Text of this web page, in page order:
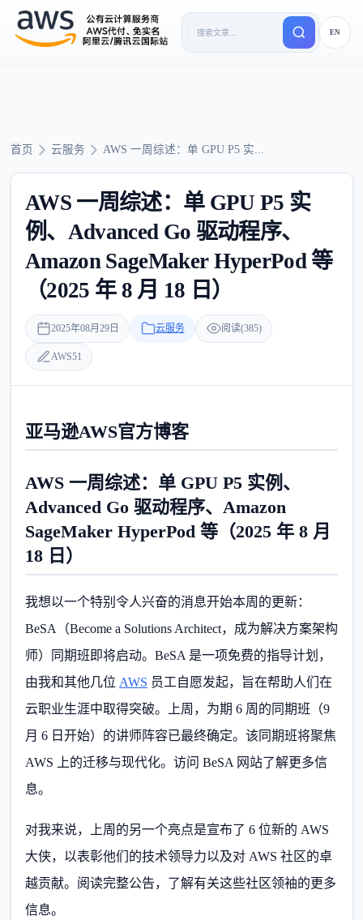
EN
首页 云服务 AWS 一周综述：单 GPU P5 实...
AWS 一周综述：单 GPU P5 实
例、Advanced Go 驱动程序、
Amazon SageMaker HyperPod 等
（2025 年 8 月 18 日）
2025年08月29日 云服务 阅读(385)
AWS51
亚马逊AWS官方博客
AWS 一周综述：单 GPU P5 实例、
Advanced Go 驱动程序、Amazon
SageMaker HyperPod 等（2025 年 8 月
18 日）
我想以一个特别令人兴奋的消息开始本周的更新：
BeSA（Become a Solutions Architect，成为解决方案架构
师）同期班即将启动。BeSA 是一项免费的指导计划，
由我和其他几位 AWS 员工自愿发起，旨在帮助人们在
云职业生涯中取得突破。上周，为期 6 周的同期班（9
月 6 日开始）的讲师阵容已最终确定。该同期班将聚焦
AWS 上的迁移与现代化。访问 BeSA 网站了解更多信
息。
对我来说，上周的另一个亮点是宣布了 6 位新的 AWS
大侠，以表彰他们的技术领导力以及对 AWS 社区的卓
越贡献。阅读完整公告，了解有关这些社区领袖的更多
信息。